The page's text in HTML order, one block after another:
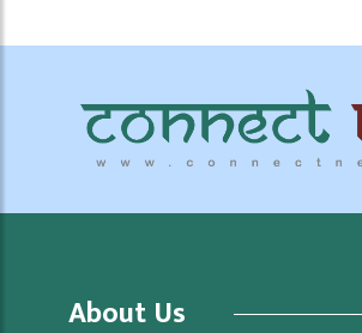
About Us